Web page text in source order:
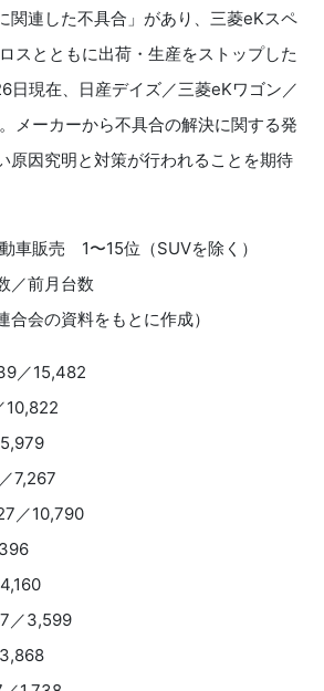
関連した不具合」があり、三菱eKスペ
スとともに出荷・生産をストップした
日現在、日産デイズ／三菱eKワゴン／
メーカーから不具合の解決に関する発
原因究明と対策が行われることを期待
販売 1〜15位（SUVを除く）
／前月台数
合会の資料をもとに作成）
／15,482
10,822
7,267
／10,790
／3,599